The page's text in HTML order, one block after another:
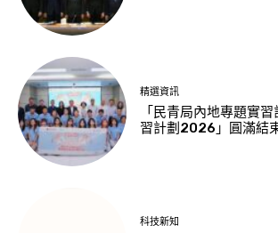
精選資訊
「民青局內地專題實
習計劃2026」圓滿結
科技新知